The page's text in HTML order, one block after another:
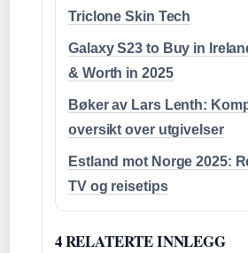
Triclone Skin Tech
Galaxy S23 to Buy in
& Worth in 2025
Bøker av Lars Lenth:
oversikt over utgivelser
Estland mot Norge 2025:
TV og reisetips
4 RELATERTE INNLEGG